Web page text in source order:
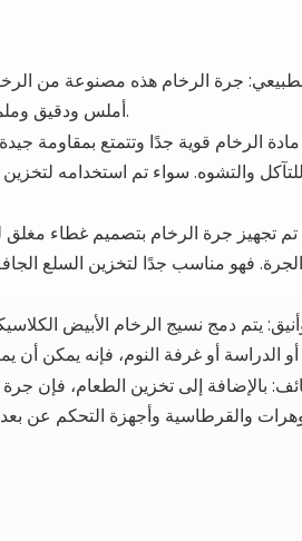
جرة الرخام هذه مصنوعة من
أملس ودقيقكل جرة فريدة من نوعها، وتظهر الجمال الفني للطبيعة.
الرخام قوية جدًا وتتمتع بمقاومة
والتشوه. سواء تم استخدامه
تجهيز جرة الرخام بتصميم غطاء
فهو مناسب جدًا لتخزين السلع
يتم دمج نسيج الرخام الأبيض
بالإضافة إلى تخزين الطعام، فإن
والقرطاسية وأجهزة التحكم عن